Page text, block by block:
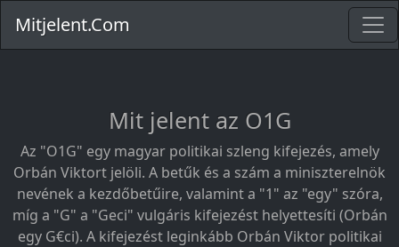
Mitjelent.Com
Mit jelent az O1G
Az "O1G" egy magyar politikai szleng kifejezés, amely
Orbán Viktort jelöli. A betűk és a szám a miniszterelnök
nevének a kezdőbetűire, valamint a "1" az "egy" szóra,
míg a "G" a "Geci" vulgáris kifejezést helyettesíti (Orbán
egy G€ci). A kifejezést leginkább Orbán Viktor politikai